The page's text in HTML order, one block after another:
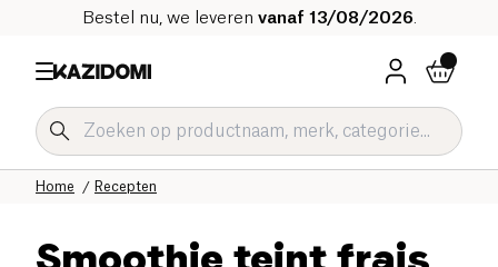
Bestel nu, we leveren vanaf 13/08/2026
Recepten
Home